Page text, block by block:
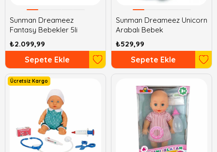
Sunman Dreameez
Fantasy Bebekler 5li
₺2.099,99
Sepete Ekle
Sunman Dreameez Unicorn
Arabalı Bebek
₺529,99
Sepete Ekle
Ücretsiz Kargo